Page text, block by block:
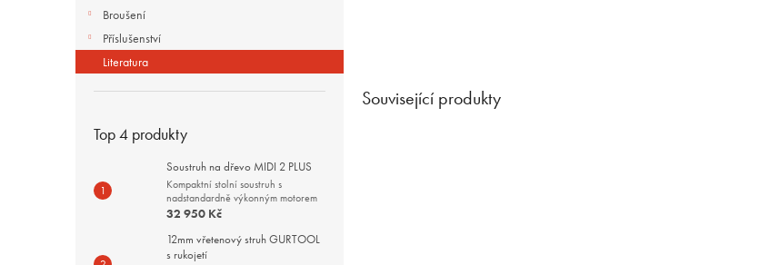
Broušení
Příslušenství
Literatura
Top 4 produkty
Soustruh na dřevo MIDI 2 PLUS
Kompaktní stolní soustruh s
nadstandardně výkonným motorem
32 950 Kč
12mm vřetenový struh GURTOOL
s rukojetí
Související produkty